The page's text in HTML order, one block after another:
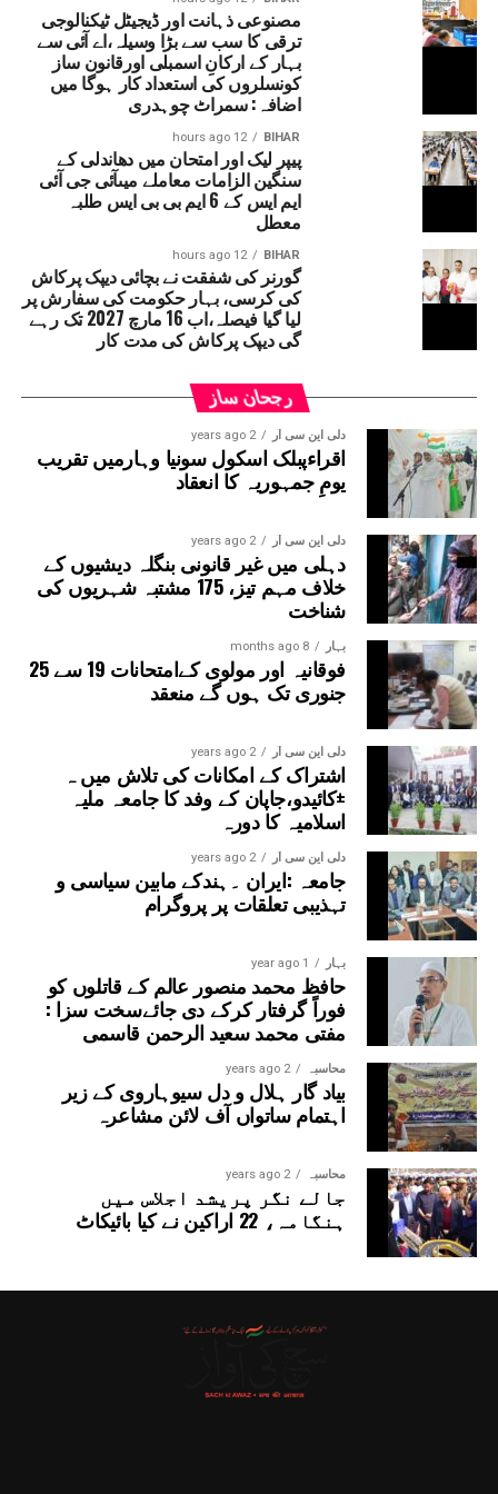
کے تحت حاصل اختیارات کا استعمال کرتے ہوئے گورنر نے دیپک
پرکاش کو بہار قانون ساز کونسل کا رکن نامزد کیا جائے گا۔
واضح رہے کہ دیپک پرکاش کی نامزدگی بی جے پی کے ایم ایل
سی دیویش کمار کے استعفیٰ کے بعد خالی ہوئی سیٹ کے لیے
مارچ 2027 تک رہے گی۔قابل ذکر ہے کہ حال ہی میں سپریم
کورٹ نے بہار حکومت سے یہ واضح کرنے کو کہا تھا کہ ’’دیپک
پرکاش کسی ایوان کے رکن نہ ہونے کے باوجود وزیر کے عہدے
پر کیسے فائز ہیں۔‘‘ دراصل آئین کے مطابق اگر کوئی شخص
وزیر بنتا ہے تو 6 مہینے کے اندر اس کا اسمبلی یا
قانون ساز کونسل کا رکن بننا لازمی ہے۔ ایسا نہ
ہونے پر متعلقہ شخص کو وزارتی عہدہ چھوڑنا پڑ
مصنوعی ذہانت اور ڈیجیٹل ٹیکنالوجی
ترقی کا سب سے بڑا وسیلہ،اے آئی سے
بہار کے ارکانِ اسمبلی اورقانون ساز
کونسلروں کی استعداد کار ہوگا میں
اضافہ: سمراٹ چوہدری
BIHAR
12 hours ago
پیپر لیک اور امتحان میں دھاندلی کے
سنگین الزامات معاملے میںآئی جی آئی
ایم ایس کے 6 ایم بی بی ایس طلبہ
معطل
BIHAR
12 hours ago
گورنر کی شفقت نے بچائی دیپک پرکاش
کی کرسی، بہار حکومت کی سفارش پر
لیا گیا فیصلہ،اب 16 مارچ 2027 تک رہے
گی دیپک پرکاش کی مدت کار
رجحان ساز
دلی این سی آر 2 years ago
اقراءپبلک اسکول سونیا وہارمیں تقریب
یومِ جمہوریہ کا انعقاد
دلی این سی آر 2 years ago
دہلی میں غیر قانونی بنگلہ دیشیوں کے
خلاف مہم تیز، 175 مشتبہ شہریوں کی
شناخت
بہار 8 months ago
فوقانیہ اور مولوی کےامتحانات 19 سے 25
جنوری تک ہوں گے منعقد
دلی این سی آر 2 years ago
اشتراک کے امکانات کی تلاش میں ہ
±کائیدو،جاپان کے وفد کا جامعہ ملیہ
اسلامیہ کا دورہ
دلی این سی آر 2 years ago
جامعہ :ایران ۔ہندکے مابین سیاسی و
تہذیبی تعلقات پر پروگرام
بہار 1 year ago
حافظ محمد منصور عالم کے قاتلوں کو
فوراً گرفتار کرکے دی جائےسخت سزا :
مفتی محمد سعید الرحمن قاسمی
محاسبہ 2 years ago
بیاد گار ہلال و دل سیوہاروی کے زیر
اہتمام ساتواں آف لائن مشاعرہ
محاسبہ 2 years ago
جالے نگر پریشد اجلاس میں
ہنگامہ، 22 اراکین نے کیا بائیکاٹ